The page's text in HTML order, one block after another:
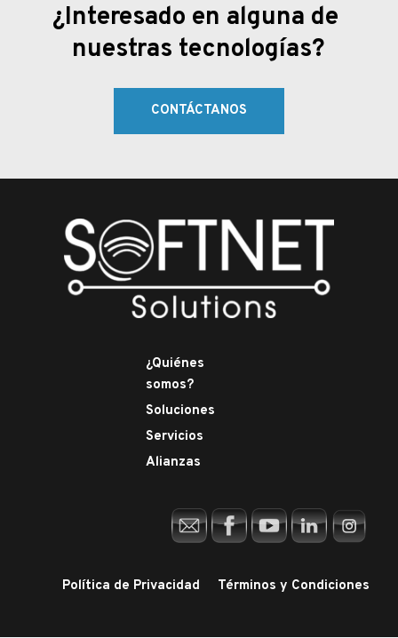
¿Interesado en alguna de
nuestras tecnologías?
CONTÁCTANOS
¿Quiénes
somos?
Soluciones
Servicios
Alianzas
Política de Privacidad Términos y Condiciones